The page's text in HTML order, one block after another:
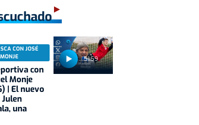
51:59
CON JOSÉ
con
Monje
| El nuevo
una